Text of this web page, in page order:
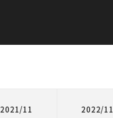
2021/11 2022/11